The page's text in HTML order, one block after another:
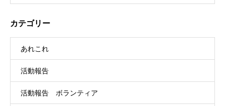
カテゴリー
あれこれ
活動報告
活動報告 ボランティア